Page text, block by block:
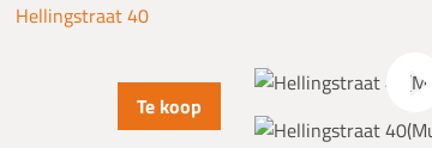
Hellingstraat 40
Te koop